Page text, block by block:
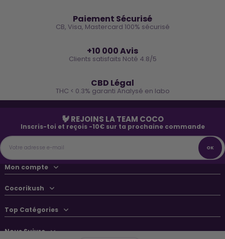
Paiement Sécurisé
CB, Visa, Mastercard 100% sécurisé
+10 000 Avis
Clients satisfaits Noté 4.8/5
CBD Légal
THC < 0.3% garanti Analysé en labo
🐓 REJOINS LA TEAM COCO
Inscris-toi et reçois -10€ sur ta prochaine commande
Mon compte
Cocorikush
Top Catégories
Nous Suivre